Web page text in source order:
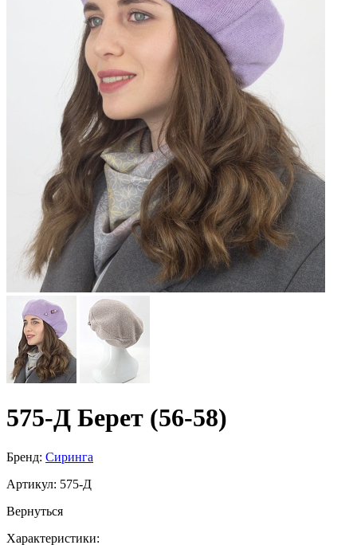
575-Д Берет (56-58)
Бренд: Сиринга
Артикул: 575-Д
Вернуться
Характеристики: